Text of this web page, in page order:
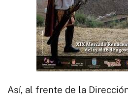
Así, al frente de la